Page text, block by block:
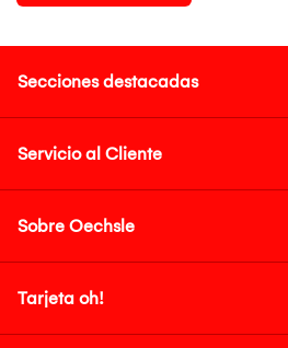
Secciones destacadas
Servicio al Cliente
Sobre Oechsle
Tarjeta oh!